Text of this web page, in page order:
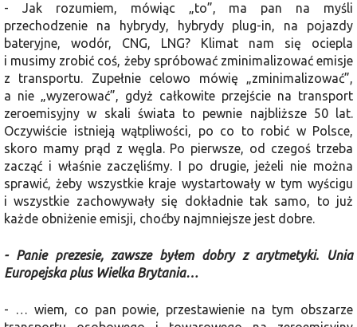
- Jak rozumiem, mówiąc „to”, ma pan na myśli
przechodzenie na hybrydy, hybrydy plug-in, na pojazdy
bateryjne, wodór, CNG, LNG? Klimat nam się ociepla
i musimy zrobić coś, żeby spróbować zminimalizować emisje
z transportu. Zupełnie celowo mówię „zminimalizować”,
a nie „wyzerować”, gdyż całkowite przejście na transport
zeroemisyjny w skali świata to pewnie najbliższe 50 lat.
Oczywiście istnieją wątpliwości, po co to robić w Polsce,
skoro mamy prąd z węgla. Po pierwsze, od czegoś trzeba
zacząć i właśnie zaczęliśmy. I po drugie, jeżeli nie można
sprawić, żeby wszystkie kraje wystartowały w tym wyścigu
i wszystkie zachowywały się dokładnie tak samo, to już
każde obniżenie emisji, choćby najmniejsze jest dobre.
- Panie prezesie, zawsze byłem dobry z arytmetyki. Unia
Europejska plus Wielka Brytania…
- … wiem, co pan powie, przestawienie na tym obszarze